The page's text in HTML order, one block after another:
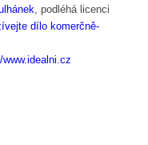
, podléhá licenci
dílo komerčně-
www.idealni.cz